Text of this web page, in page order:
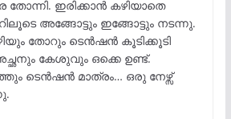
ഇരിക്കാൻ കഴിയാതെ
അങ്ങോട്ടും ഇങ്ങോട്ടും നടന്നു.
തോറും ടെൻഷൻ കൂടിക്കൂടി
കേശുവും ഒക്കെ ഉണ്ട്.
ടെൻഷൻ മാത്രം… ഒരു നേഴ്സ്